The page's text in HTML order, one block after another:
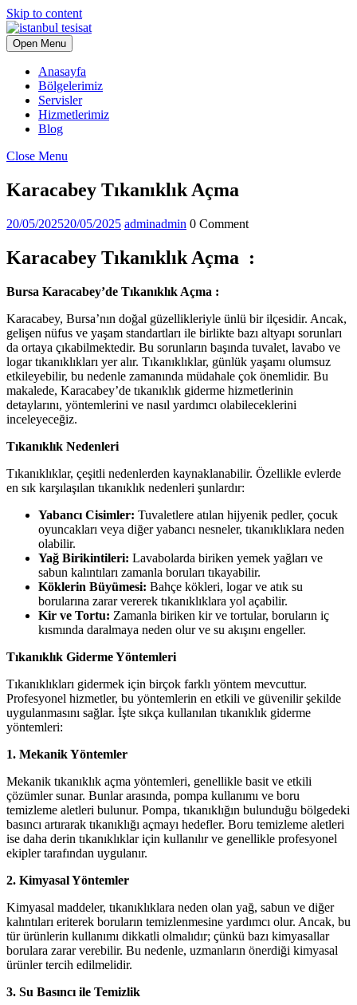
Skip to content
Open Menu
Anasayfa
Bölgelerimiz
Servisler
Hizmetlerimiz
Blog
Close Menu
Karacabey Tıkanıklık Açma
20/05/202520/05/2025 adminadmin 0 Comment
Karacabey Tıkanıklık Açma :
Bursa Karacabey’de Tıkanıklık Açma :
Karacabey, Bursa’nın doğal güzellikleriyle ünlü bir ilçesidir. Ancak,
gelişen nüfus ve yaşam standartları ile birlikte bazı altyapı sorunları
da ortaya çıkabilmektedir. Bu sorunların başında tuvalet, lavabo ve
logar tıkanıklıkları yer alır. Tıkanıklıklar, günlük yaşamı olumsuz
etkileyebilir, bu nedenle zamanında müdahale çok önemlidir. Bu
makalede, Karacabey’de tıkanıklık giderme hizmetlerinin
detaylarını, yöntemlerini ve nasıl yardımcı olabileceklerini
inceleyeceğiz.
Tıkanıklık Nedenleri
Tıkanıklıklar, çeşitli nedenlerden kaynaklanabilir. Özellikle evlerde
en sık karşılaşılan tıkanıklık nedenleri şunlardır:
Yabancı Cisimler: Tuvaletlere atılan hijyenik pedler, çocuk
oyuncakları veya diğer yabancı nesneler, tıkanıklıklara neden
olabilir.
Yağ Birikintileri: Lavabolarda biriken yemek yağları ve
sabun kalıntıları zamanla boruları tıkayabilir.
Köklerin Büyümesi: Bahçe kökleri, logar ve atık su
borularına zarar vererek tıkanıklıklara yol açabilir.
Kir ve Tortu: Zamanla biriken kir ve tortular, boruların iç
kısmında daralmaya neden olur ve su akışını engeller.
Tıkanıklık Giderme Yöntemleri
Tıkanıklıkları gidermek için birçok farklı yöntem mevcuttur.
Profesyonel hizmetler, bu yöntemlerin en etkili ve güvenilir şekilde
uygulanmasını sağlar. İşte sıkça kullanılan tıkanıklık giderme
yöntemleri:
1. Mekanik Yöntemler
Mekanik tıkanıklık açma yöntemleri, genellikle basit ve etkili
çözümler sunar. Bunlar arasında, pompa kullanımı ve boru
temizleme aletleri bulunur. Pompa, tıkanıklığın bulunduğu bölgedeki
basıncı artırarak tıkanıklığı açmayı hedefler. Boru temizleme aletleri
ise daha derin tıkanıklıklar için kullanılır ve genellikle profesyonel
ekipler tarafından uygulanır.
2. Kimyasal Yöntemler
Kimyasal maddeler, tıkanıklıklara neden olan yağ, sabun ve diğer
kalıntıları eriterek boruların temizlenmesine yardımcı olur. Ancak, bu
tür ürünlerin kullanımı dikkatli olmalıdır; çünkü bazı kimyasallar
borulara zarar verebilir. Bu nedenle, uzmanların önerdiği kimyasal
ürünler tercih edilmelidir.
3. Su Basıncı ile Temizlik